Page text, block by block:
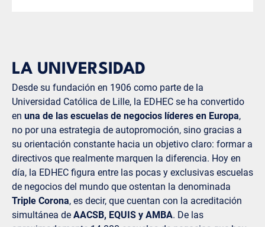
LA UNIVERSIDAD
Desde su fundación en 1906 como parte de la
Universidad Católica de Lille, la EDHEC se ha convertido
en una de las escuelas de negocios líderes en Europa,
no por una estrategia de autopromoción, sino gracias a
su orientación constante hacia un objetivo claro: formar a
directivos que realmente marquen la diferencia. Hoy en
día, la EDHEC figura entre las pocas y exclusivas escuelas
de negocios del mundo que ostentan la denominada
Triple Corona, es decir, que cuentan con la acreditación
simultánea de AACSB, EQUIS y AMBA. De las